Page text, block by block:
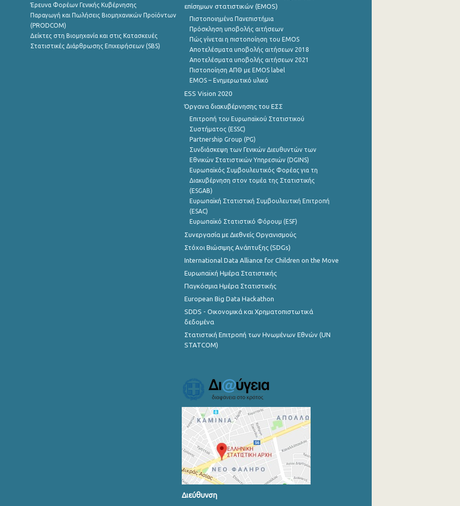
Έρευνα Φορέων Γενικής Κυβέρνησης
Παραγωγή και Πωλήσεις Βιομηχανικών Προϊόντων
(PRODCOM)
Δείκτες στη Βιομηχανία και στις Κατασκευές
Στατιστικές Διάρθρωσης Επιχειρήσεων (SBS)
επίσημων στατιστικών (EMOS)
Πιστοποιημένα Πανεπιστήμια
Πρόσκληση υποβολής αιτήσεων
Πώς γίνεται η πιστοποίηση του EMOS
Αποτελέσματα υποβολής αιτήσεων 2018
Αποτελέσματα υποβολής αιτήσεων 2021
Πιστοποίηση ΑΠΘ με EMOS label
EMOS – Ενημερωτικό υλικό
ESS Vision 2020
Όργανα διακυβέρνησης του ΕΣΣ
Επιτροπή του Ευρωπαϊκού Στατιστικού
Συστήματος (ESSC)
Partnership Group (PG)
Συνδιάσκεψη των Γενικών Διευθυντών των
Εθνικών Στατιστικών Υπηρεσιών (DGINS)
Ευρωπαϊκός Συμβουλευτικός Φορέας για τη
Διακυβέρνηση στον τομέα της Στατιστικής
(ESGAB)
Ευρωπαϊκή Στατιστική Συμβουλευτική Επιτροπή
(ESAC)
Ευρωπαϊκό Στατιστικό Φόρουμ (ESF)
Συνεργασία με Διεθνείς Οργανισμούς
Στόχοι Βιώσιμης Ανάπτυξης (SDGs)
International Data Alliance for Children on the Move
Ευρωπαϊκή Ημέρα Στατιστικής
Παγκόσμια Ημέρα Στατιστικής
European Big Data Hackathon
SDDS - Οικονομικά και Χρηματοπιστωτικά
δεδομένα
Στατιστική Επιτροπή των Ηνωμένων Εθνών (UN
STATCOM)
Διεύθυνση